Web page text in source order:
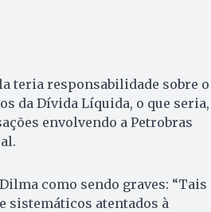
teria responsabilidade sobre o
da Dívida Líquida, o que seria,
envolvendo a Petrobras
como sendo graves: “Tais
sistemáticos atentados à